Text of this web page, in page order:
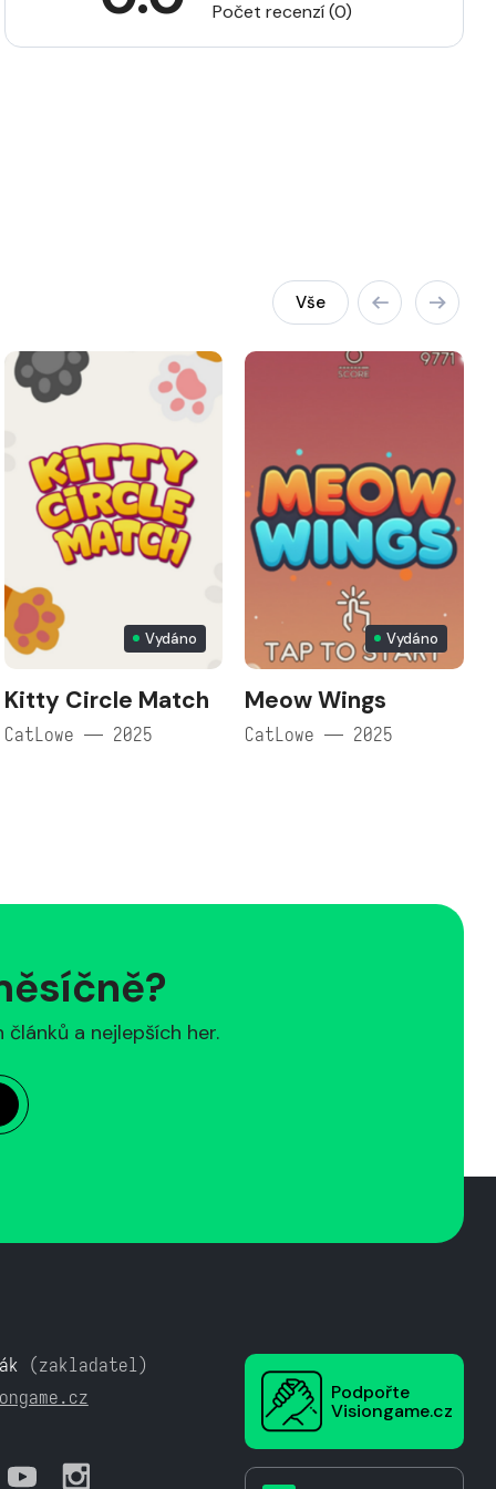
Počet recenzí (0)
Vše
Vydáno
Kitty Circle Match
CatLowe — 2025
Vydáno
Meow Wings
CatLowe — 2025
a nejlepších her.
(zakladatel)
Podpořte
Visiongame.cz